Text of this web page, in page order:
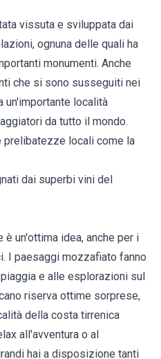
vissuta e sviluppata dai
ognuna delle quali ha
monumenti. Anche
che si sono susseguiti nei
un'importante località
da tutto il mondo.
prelibatezze locali come la
dai superbi vini del
un'ottima idea, anche per i
I paesaggi mozzafiato fanno
e alle esplorazioni sul
riserva ottime sorprese,
della costa tirrenica
all'avventura o al
hai a disposizione tanti